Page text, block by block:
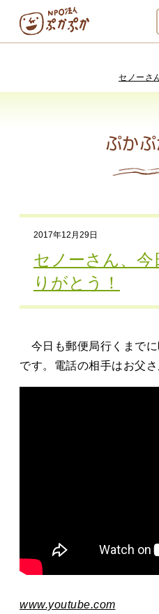
お休み中
でんぱた
お知らせ
セノーさ
ぷか
2017年12月29日
セノーさん、今
りがとう！
今日も郵便局行くまで
です。電話の相手はお父さ
www.youtube.com